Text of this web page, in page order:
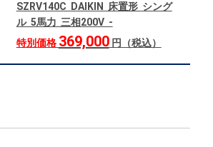
SZRV140C DAIKIN 床置形 シング
ル 5馬力 三相200V -
特別価格 369,000円（税込）